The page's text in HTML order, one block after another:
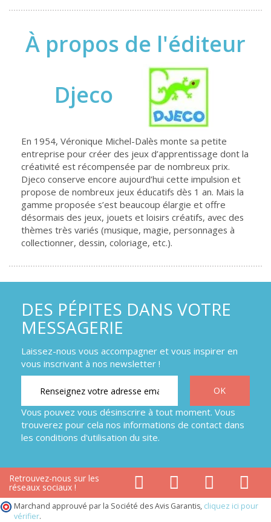
À propos de l'éditeur
Djeco
En 1954, Véronique Michel-Dalès monte sa petite
entreprise pour créer des jeux d’apprentissage dont la
créativité est récompensée par de nombreux prix.
Djeco conserve encore aujourd’hui cette impulsion et
propose de nombreux jeux éducatifs dès 1 an. Mais la
gamme proposée s’est beaucoup élargie et offre
désormais des jeux, jouets et loisirs créatifs, avec des
thèmes très variés (musique, magie, personnages à
collectionner, dessin, coloriage, etc.).
DES PÉPITES DANS VOTRE
MESSAGERIE
Laissez-nous vous accompagner et vous inspirer en
vous inscrivant à nos newsletter !
Vous pouvez vous désinscrire à tout moment. Vous
trouverez pour cela nos informations de contact dans
les conditions d'utilisation du site.
Retrouvez-nous sur les
réseaux sociaux !
Marchand approuvé par la Société des Avis Garantis, cliquez ici pour
vérifier.